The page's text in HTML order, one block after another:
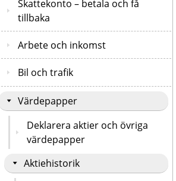
Skattekonto – betala och få
tillbaka
Arbete och inkomst
Bil och trafik
Värdepapper
Deklarera aktier och övriga
värdepapper
Aktiehistorik